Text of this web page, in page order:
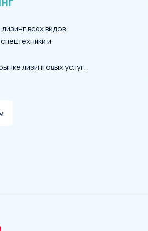
всех видов
и
лизинговых услуг.